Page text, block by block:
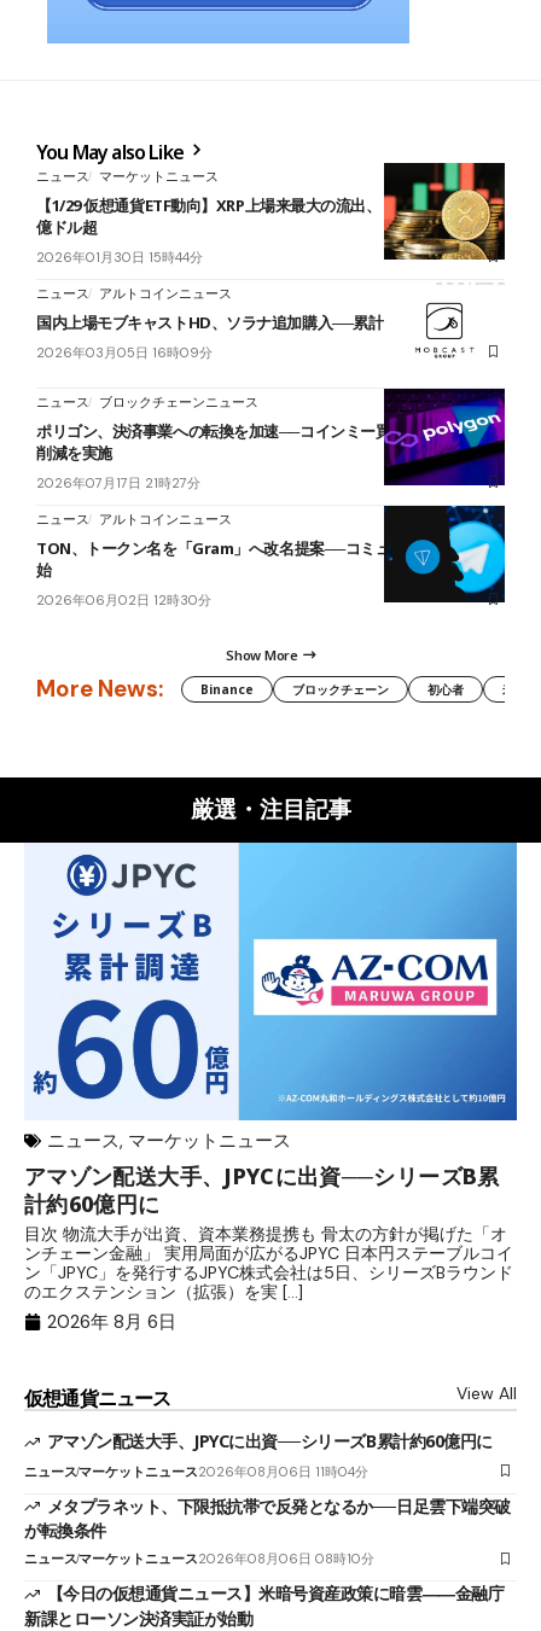
You May also Like
ニュース マーケットニュース
【1/29 仮想通貨ETF動向】XRP上場来最大の流出、ビットコインも8
億ドル超
2026年01月30日 15時44分
ニュース アルトコインニュース
国内上場モブキャストHD、ソラナ追加購入──累計2万SOL超
2026年03月05日 16時09分
ニュース ブロックチェーンニュース
ポリゴン、決済事業への転換を加速──コインミー買収に向けて人員
削減を実施
2026年07月17日 21時27分
ニュース アルトコインニュース
TON、トークン名を「Gram」へ改名提案──コミュニティ投票を開
始
2026年06月02日 12時30分
Show More
More News: Binance ブロックチェーン 初心者 米国
厳選・注目記事
ニュース, マーケットニュース
アマゾン配送大手、JPYCに出資──シリーズB累
計約60億円に
目次 物流大手が出資、資本業務提携も 骨太の方針が掲げた「オ
ンチェーン金融」 実用局面が広がるJPYC 日本円ステーブルコイ
ン「JPYC」を発行するJPYC株式会社は5日、シリーズBラウンド
のエクステンション（拡張）を実 […]
2026年 8月 6日
仮想通貨ニュース View All
アマゾン配送大手、JPYCに出資──シリーズB累計約60億円に
ニュースマーケットニュース2026年08月06日 11時04分
メタプラネット、下限抵抗帯で反発となるか──日足雲下端突破
が転換条件
ニュースマーケットニュース2026年08月06日 08時10分
【今日の仮想通貨ニュース】米暗号資産政策に暗雲――金融庁
新課とローソン決済実証が始動